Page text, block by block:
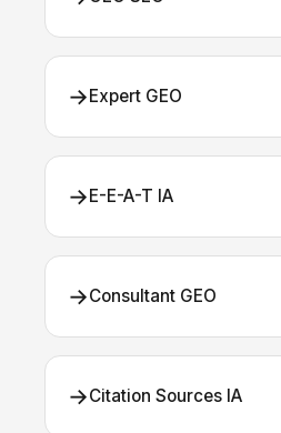
→Expert GEO
→E-E-A-T IA
→Consultant GEO
→Citation Sources IA